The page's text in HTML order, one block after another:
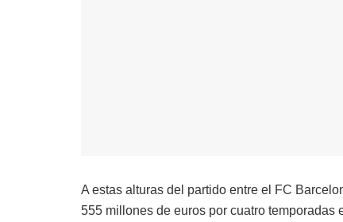
A estas alturas del partido entre el FC
555 millones de euros por cuatro temporadas